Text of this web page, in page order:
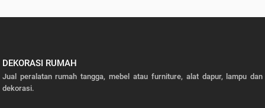
DEKORASI RUMAH
Jual peralatan rumah tangga, mebel atau furniture, alat dapur, lampu dan
dekorasi.